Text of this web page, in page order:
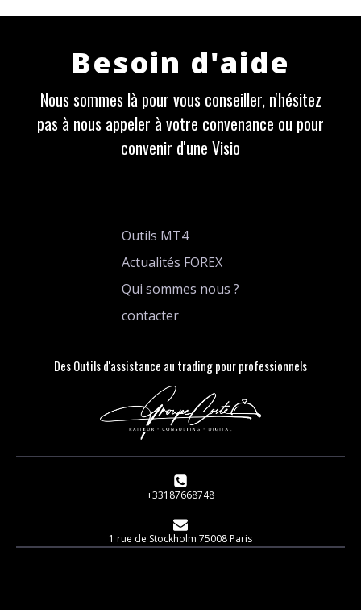
Besoin d'aide
Nous sommes là pour vous conseiller, n'hésitez
pas à nous appeler à votre convenance ou pour
convenir d'une Visio
Outils MT4
Actualités FOREX
Qui sommes nous ?
contacter
Des Outils d'assistance au trading pour professionnels
+33187668748
1 rue de Stockholm 75008 Paris